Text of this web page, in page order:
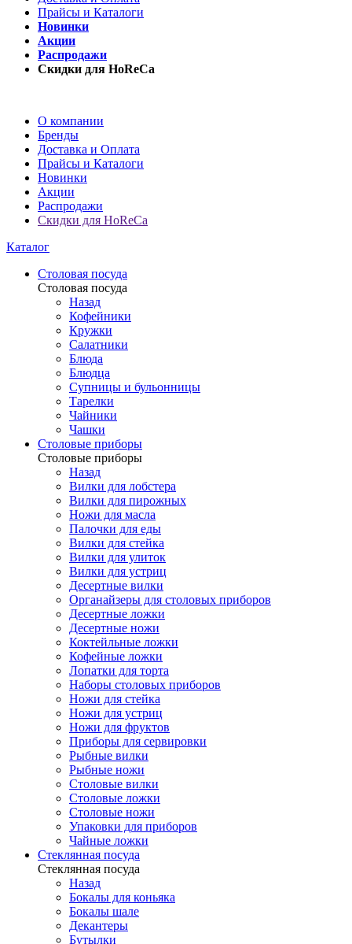
Прайсы и Каталоги
Новинки
Акции
Распродажи
Скидки для HoReCa
О компании
Бренды
Доставка и Оплата
Прайсы и Каталоги
Новинки
Акции
Распродажи
Скидки для HoReCa
Каталог
Столовая посуда
Столовая посуда
Назад
Кофейники
Кружки
Салатники
Блюда
Блюдца
Супницы и бульонницы
Тарелки
Чайники
Чашки
Cтоловые приборы
Cтоловые приборы
Назад
Вилки для лобстера
Вилки для пирожных
Ножи для масла
Палочки для еды
Вилки для стейка
Вилки для улиток
Вилки для устриц
Десертные вилки
Органайзеры для столовых приборов
Десертные ложки
Десертные ножи
Коктейльные ложки
Кофейные ложки
Лопатки для торта
Наборы столовых приборов
Ножи для стейка
Ножи для устриц
Ножи для фруктов
Приборы для сервировки
Рыбные вилки
Рыбные ножи
Столовые вилки
Столовые ложки
Столовые ножи
Упаковки для приборов
Чайные ложки
Стеклянная посуда
Стеклянная посуда
Назад
Бокалы для коньяка
Бокалы шале
Декантеры
Бутылки